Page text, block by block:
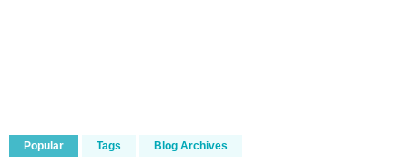
Popular Tags Blog Archives